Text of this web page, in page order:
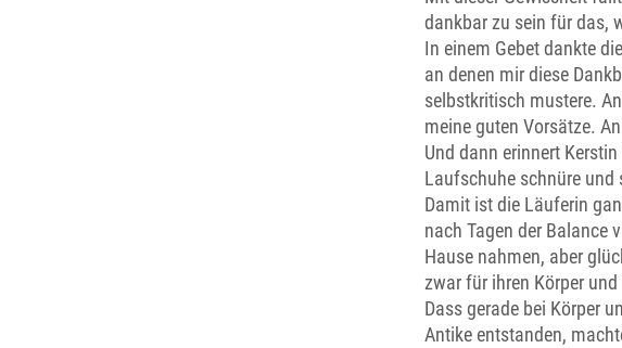
dankbar zu sein für das,
In einem Gebet dankte
an denen mir diese
selbstkritisch mustere.
meine guten Vorsätze.
Und dann erinnert
Laufschuhe schnüre und
Damit ist die Läuferin
nach Tagen der Balance
Hause nahmen, aber
zwar für ihren Körper
Dass gerade bei Körper
Antike entstanden,